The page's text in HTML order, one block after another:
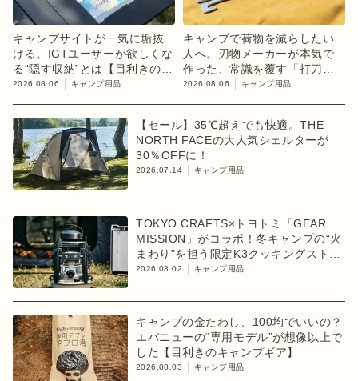
キャンプサイトが一気に垢抜
ける。IGTユーザーが欲しくな
る“隠す収納”とは【目利きのキ
ャンプギア】
2026.08.06 キャンプ用品
キャンプで荷物を減らしたい
人へ。刃物メーカーが本気で
作った、常識を覆す「打刀」
ペグ
2026.08.06 キャンプ用品
【セール】35℃超えでも快適。THE
NORTH FACEの大人気シェルターが
30％OFFに！
2026.07.14 キャンプ用品
TOKYO CRAFTS×トヨトミ「GEAR
MISSION」がコラボ！冬キャンプの“火
まわり”を担う限定K3クッキングストー
ブが登場
2026.08.02 キャンプ用品
キャンプの金たわし、100均でいいの？
エバニューの“専用モデル”が想像以上で
した【目利きのキャンプギア】
2026.08.03 キャンプ用品